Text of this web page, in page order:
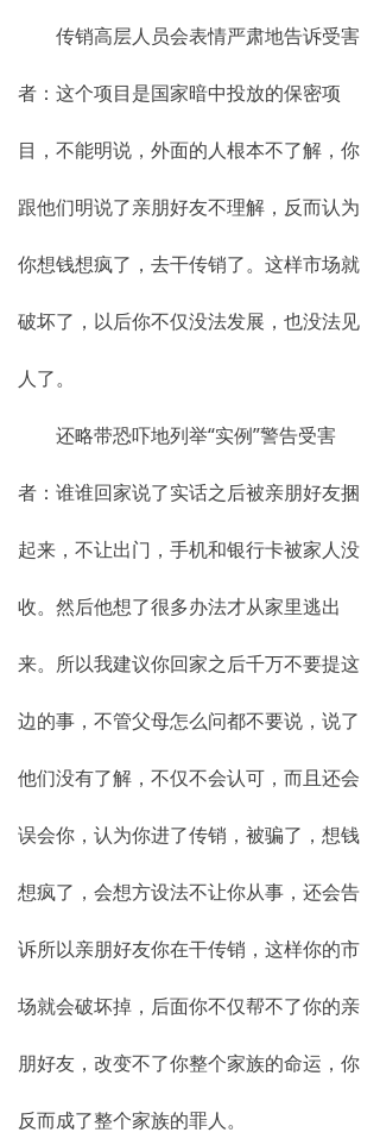
传销高层人员会表情严肃地告诉受害
者：这个项目是国家暗中投放的保密项
目，不能明说，外面的人根本不了解，你
跟他们明说了亲朋好友不理解，反而认为
你想钱想疯了，去干传销了。这样市场就
破坏了，以后你不仅没法发展，也没法见
人了。
还略带恐吓地列举“实例”警告受害
者：谁谁回家说了实话之后被亲朋好友捆
起来，不让出门，手机和银行卡被家人没
收。然后他想了很多办法才从家里逃出
来。所以我建议你回家之后千万不要提这
边的事，不管父母怎么问都不要说，说了
他们没有了解，不仅不会认可，而且还会
误会你，认为你进了传销，被骗了，想钱
想疯了，会想方设法不让你从事，还会告
诉所以亲朋好友你在干传销，这样你的市
场就会破坏掉，后面你不仅帮不了你的亲
朋好友，改变不了你整个家族的命运，你
反而成了整个家族的罪人。